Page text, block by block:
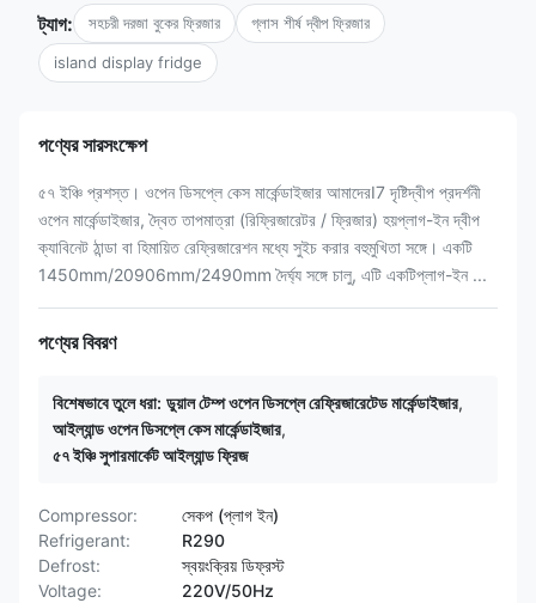
ট্যাগ: সহচরী দরজা বুকের ফ্রিজার গ্লাস শীর্ষ দ্বীপ ফ্রিজার
island display fridge
পণ্যের সারসংক্ষেপ
৫৭ ইঞ্চি প্রশস্ত। ওপেন ডিসপ্লে কেস মার্কেন্ডাইজার আমাদেরI7 দৃষ্টিদ্বীপ প্রদর্শনী
ওপেন মার্কেন্ডাইজার, দ্বৈত তাপমাত্রা (রিফ্রিজারেটর / ফ্রিজার) হয়প্লাগ-ইন দ্বীপ
ক্যাবিনেট ঠান্ডা বা হিমায়িত রেফ্রিজারেশন মধ্যে সুইচ করার বহুমুখিতা সঙ্গে। একটি
1450mm/20906mm/2490mm দৈর্ঘ্য সঙ্গে চালু, এটি একটিপ্লাগ-ইন ...
পণ্যের বিবরণ
বিশেষভাবে তুলে ধরা: ডুয়াল টেম্প ওপেন ডিসপ্লে রেফ্রিজারেটেড মার্কেন্ডাইজার,
আইল্যান্ড ওপেন ডিসপ্লে কেস মার্কেন্ডাইজার,
৫৭ ইঞ্চি সুপারমার্কেট আইল্যান্ড ফ্রিজ
Compressor:
সেকপ (প্লাগ ইন)
Refrigerant:
R290
Defrost:
স্বয়ংক্রিয় ডিফ্রস্ট
Voltage:
220V/50Hz